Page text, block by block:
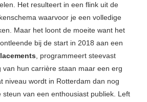
Het resulteert in een flink uit de
waarvoor je een volledige
Maar het loont de moeite want het
bij de start in 2018 aan een
, programmeert steevast
van hun carrière staan maar een erg
niveau wordt in Rotterdam dan nog
van een enthousiast publiek. Left